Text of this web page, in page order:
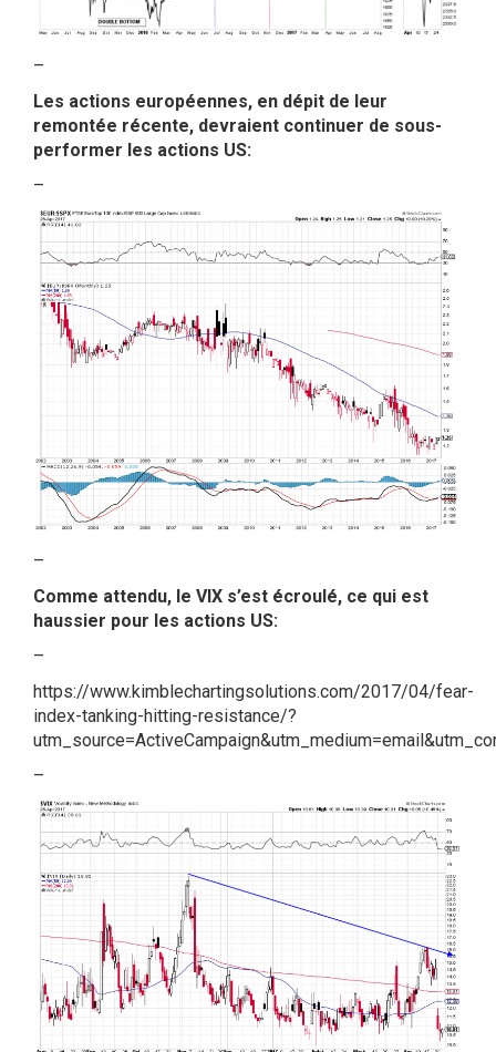
–
Les actions européennes, en dépit de leur
remontée récente, devraient continuer de sous-
performer les actions US:
–
–
Comme attendu, le VIX s’est écroulé, ce qui est
haussier pour les actions US:
–
https://www.kimblechartingsolutions.com/2017/04/fear-
index-tanking-hitting-resistance/?
–